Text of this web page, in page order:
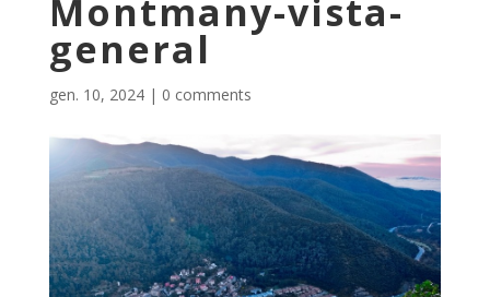
Montmany-vista-
general
gen. 10, 2024| 0 comments